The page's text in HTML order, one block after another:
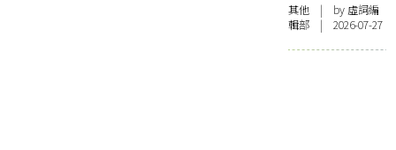
其他 | by 虛詞編
輯部 | 2026-07-27